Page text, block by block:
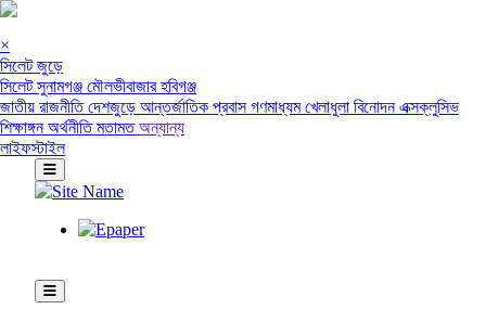
×
সিলেট জুড়ে
সিলেটসুনামগঞ্জ মৌলভীবাজারহবিগঞ্জ
জাতীয় রাজনীতিদেশজুড়ে আন্তর্জাতিক প্রবাসগণমাধ্যমখেলাধুলা বিনোদনএক্সক্লুসিভ
শিক্ষাঙ্গনঅর্থনীতিমতামতঅন্যান্য
লাইফস্টাইল